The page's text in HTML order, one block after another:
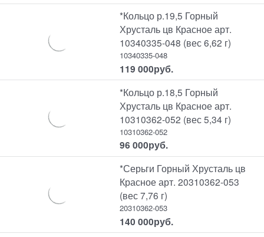
*Кольцо р.19,5 Горный
Хрусталь цв Красное арт.
10340335-048 (вес 6,62 г)
10340335-048
119 000руб.
*Кольцо р.18,5 Горный
Хрусталь цв Красное арт.
10310362-052 (вес 5,34 г)
10310362-052
96 000руб.
*Серьги Горный Хрусталь цв
Красное арт. 20310362-053
(вес 7,76 г)
20310362-053
140 000руб.